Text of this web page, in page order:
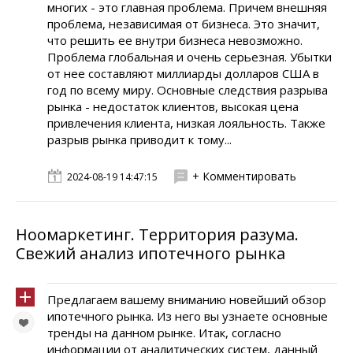
многих - это главная проблема. Причем внешняя
проблема, независимая от бизнеса. Это значит,
что решить ее внутри бизнеса невозможно.
Проблема глобальная и очень серьезная. Убытки
от нее составляют миллиарды долларов США в
год по всему миру. Основные следствия разрыва
рынка - недостаток клиентов, высокая цена
привлечения клиента, низкая лояльность. Также
разрыв рынка приводит к тому...
2024-08-19 14:47:15 + Комментировать
Ноомаркетинг. Территория разума.
Свежий анализ ипотечного рынка
Предлагаем вашему вниманию новейший обзор
ипотечного рынка. Из него вы узнаете основные
тренды на данном рынке. Итак, согласно
информации от аналитических систем, данный